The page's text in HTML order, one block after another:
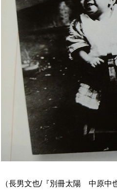
（長男文也/『別冊太陽 中原中